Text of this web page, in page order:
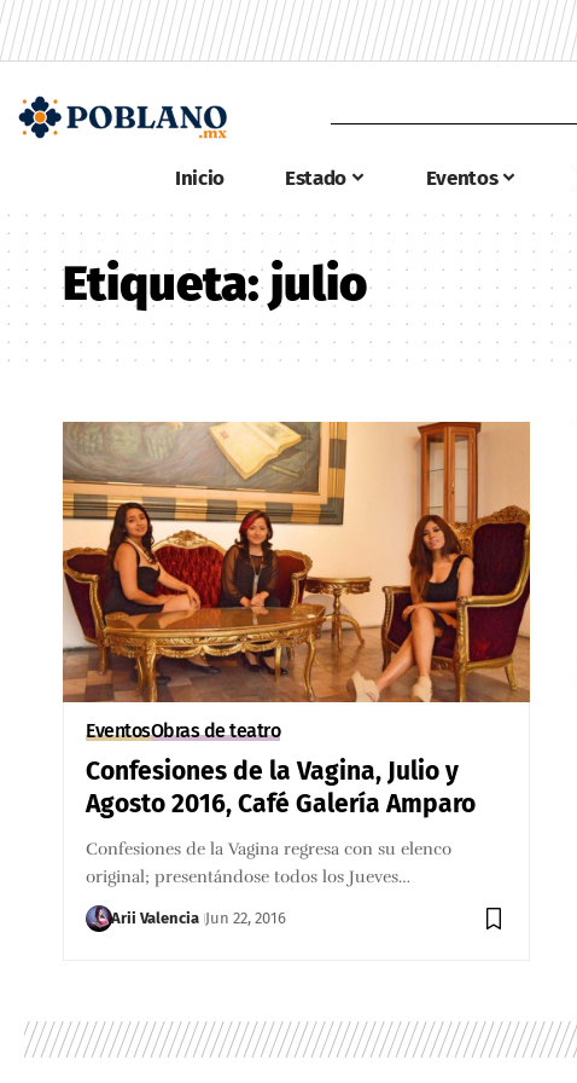
Inicio Estado Eventos
Etiqueta:julio
EventosObras de teatro
Confesiones de la Vagina, Julio y
Agosto 2016, Café Galería Amparo
Confesiones de la Vagina regresa con su elenco
original; presentándose todos los Jueves…
Arii Valencia Jun 22, 2016